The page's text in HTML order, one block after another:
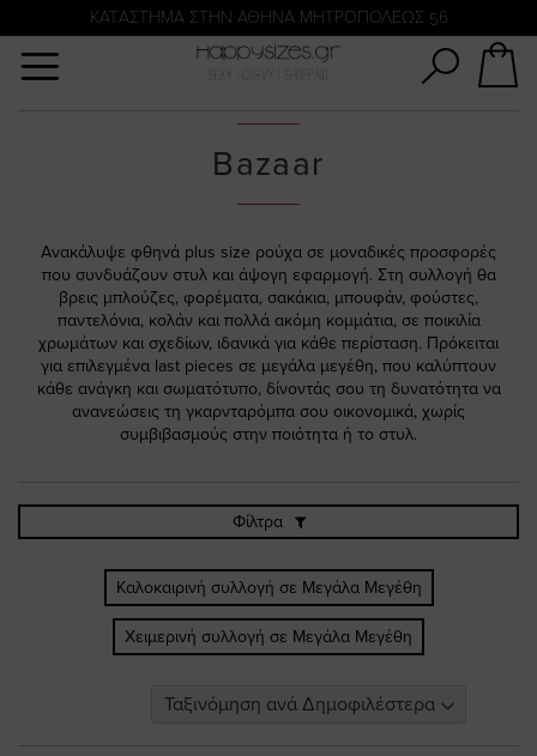
KATΑΣΤΗΜΑ ΣΤΗΝ ΑΘΗΝΑ ΜΗΤΡΟΠΟΛΕΩΣ 56
Bazaar
Ανακάλυψε φθηνά plus size ρούχα σε μοναδικές προσφορές
που συνδυάζουν στυλ και άψογη εφαρμογή. Στη συλλογή θα
βρεις μπλούζες, φορέματα, σακάκια, μπουφάν, φούστες,
παντελόνια, κολάν και πολλά ακόμη κομμάτια, σε ποικιλία
χρωμάτων και σχεδίων, ιδανικά για κάθε περίσταση. Πρόκειται
για επιλεγμένα last pieces σε μεγάλα μεγέθη, που καλύπτουν
κάθε ανάγκη και σωματότυπο, δίνοντάς σου τη δυνατότητα να
ανανεώσεις τη γκαρνταρόμπα σου οικονομικά, χωρίς
συμβιβασμούς στην ποιότητα ή το στυλ.
Φίλτρα
Καλοκαιρινή συλλογή σε Μεγάλα Μεγέθη
Χειμερινή συλλογή σε Μεγάλα Μεγέθη
Αναζήτηση